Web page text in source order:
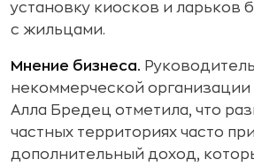
установку киосков и ларьков
с жильцами.
Мнение бизнеса. Руководитель
некоммерческой
Алла Бредец отметила, что
частных территориях часто
дополнительный доход,